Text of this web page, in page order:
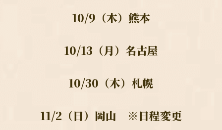
10/9（木）熊本
10/13（月）名古屋
10/30（木）札幌
11/2（日）岡山　※日程変更